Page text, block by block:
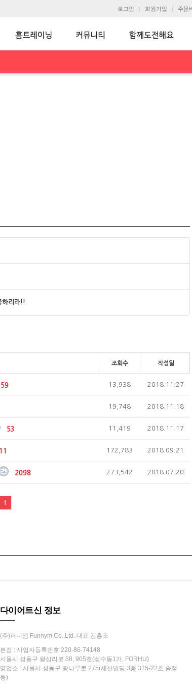
로그인 회원가입 주문
하리라!!
조회수 작성일
59 13,938 2018.11.27
19,748 2018.11.18
53 11,419 2018.11.17
172,783 2018.09.21
2098 273,542 2018.07.20
1
다이어트신 정보
(주)퍼니엠 Funnym Co.,Ltd. 대표 김흥조
본점 : 사업자등록번호 220-86-74148
서울시 성동구 왕십리로 58, 905호(성수동1가, FORHU)
영업소 : 서울시 성동구 광나루로 275(세신빌딩 3층 315-22호 송정
동)